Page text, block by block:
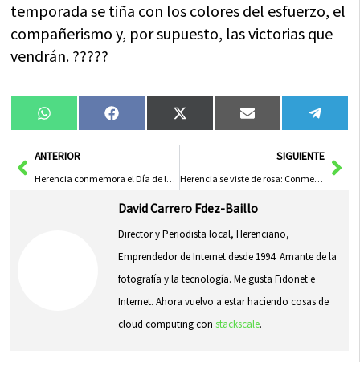
temporada se tiña con los colores del esfuerzo, el
compañerismo y, por supuesto, las victorias que
vendrán. ?????
Compartir
en
WhatsAppCompartir
en
FacebookCompartir
en
X
(Twitter)
Compartir
en
Email
en
AntANTERIOR
Herencia conmemora el Día de la Hispanidad y honra a la Guardia Civil
SIGUIENTE
Herencia se viste de rosa: Conmemoración y solidaridad en el Día Internacional del Cáncer de Mama»
David Carrero Fdez-Baillo
Director y Periodista local, Herenciano,
Emprendedor de Internet desde 1994. Amante de la
fotografía y la tecnología. Me gusta Fidonet e
Internet. Ahora vuelvo a estar haciendo cosas de
cloud computing con stackscale.